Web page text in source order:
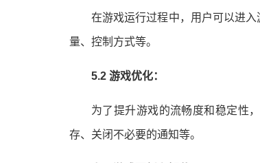
在游戏运行过程中，用户可以进
量、控制方式等。
5.2 游戏优化：
为了提升游戏的流畅度和稳定性
存、关闭不必要的通知等。